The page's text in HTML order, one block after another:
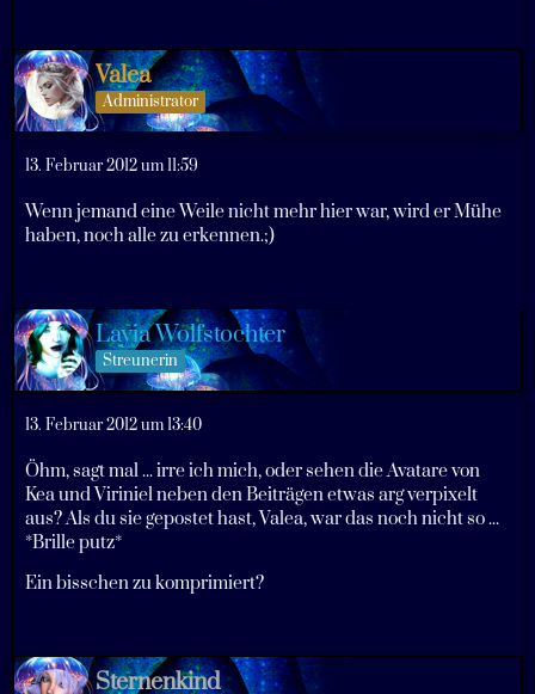
Valea
Administrator
13. Februar 2012 um 11:59
Wenn jemand eine Weile nicht mehr hier war, wird er Mühe
haben, noch alle zu erkennen.;)
Layia Wolfstochter
Streunerin
13. Februar 2012 um 13:40
Öhm, sagt mal ... irre ich mich, oder sehen die Avatare von
Kea und Viriniel neben den Beiträgen etwas arg verpixelt
aus? Als du sie gepostet hast, Valea, war das noch nicht so ...
*Brille putz*
Ein bisschen zu komprimiert?
Sternenkind